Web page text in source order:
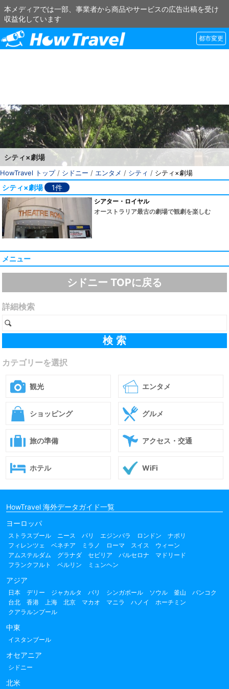
本メディアでは一部、事業者から商品やサービスの広告出稿を受け
収益化しています
都市変更
シティ×劇場
HowTravel トップ/ シドニー / エンタメ / シティ / シティ×劇場
シティ×劇場 1件
シアター・ロイヤル
オーストラリア最古の劇場で観劇を楽しむ
メニュー
シドニー TOPに戻る
詳細検索
カテゴリーを選択
観光 エンタメ
ショッピング グルメ
旅の準備 アクセス・交通
ホテル WiFi
HowTravel 海外データガイド一覧
ヨーロッパ
ストラスブール ニース パリ エジンバラ ロンドン
ナポリ
フィレンツェ
ベネチア ミラノ ローマ スイス
ウィーン
アムステルダム
グラナダ セビリア バルセロナ
マドリード
フランクフルト
ベルリン ミュンヘン
アジア
日本 デリー ジャカルタ バリ シンガポール ソウル 釜山
バンコク
台北
香港 上海 北京 マカオ マニラ ハノイ
ホーチミン
クアラルンプール
中東
イスタンブール
オセアニア
シドニー
北米